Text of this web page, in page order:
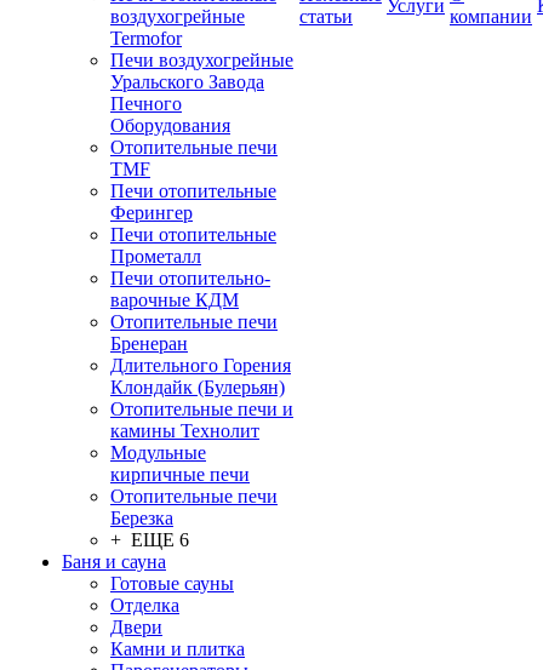
воздухогрейные
Termofor
Печи воздухогрейные
Уральского Завода
Печного
Оборудования
Отопительные печи
TMF
Печи отопительные
Ферингер
Печи отопительные
Прометалл
Печи отопительно-
варочные КДМ
Отопительные печи
Бренеран
Длительного Горения
Клондайк (Булерьян)
Отопительные печи и
камины Технолит
Модульные
кирпичные печи
Отопительные печи
Березка
+ ЕЩЕ 6
Баня и сауна
Готовые сауны
Отделка
Двери
Камни и плитка
статьи
Услуги
компании